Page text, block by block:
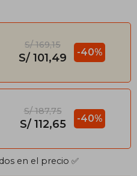
S/ 169,15
S/ 101,49 -40%
S/ 187,75
S/ 112,65 -40%
en el precio ✅